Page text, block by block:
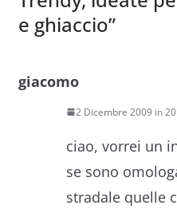
e ghiaccio”
giacomo
2 Dicembre 2009 in
ciao, vorrei un
se sono
stradale quelle